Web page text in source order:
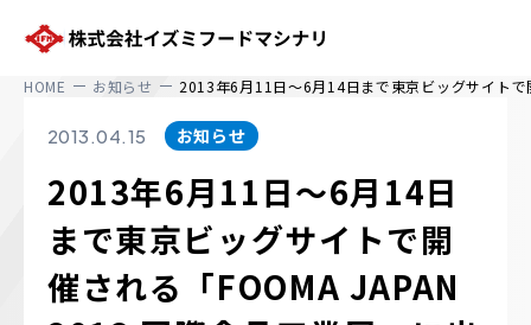
株式会社イズミフードマシナリ
HOME お知らせ 2013年6月11日〜6月14日まで東京ビッグサイト
2013.04.15 お知らせ
2013年6月11日〜6月14日
まで東京ビッグサイトで開
催される「FOOMA JAPAN